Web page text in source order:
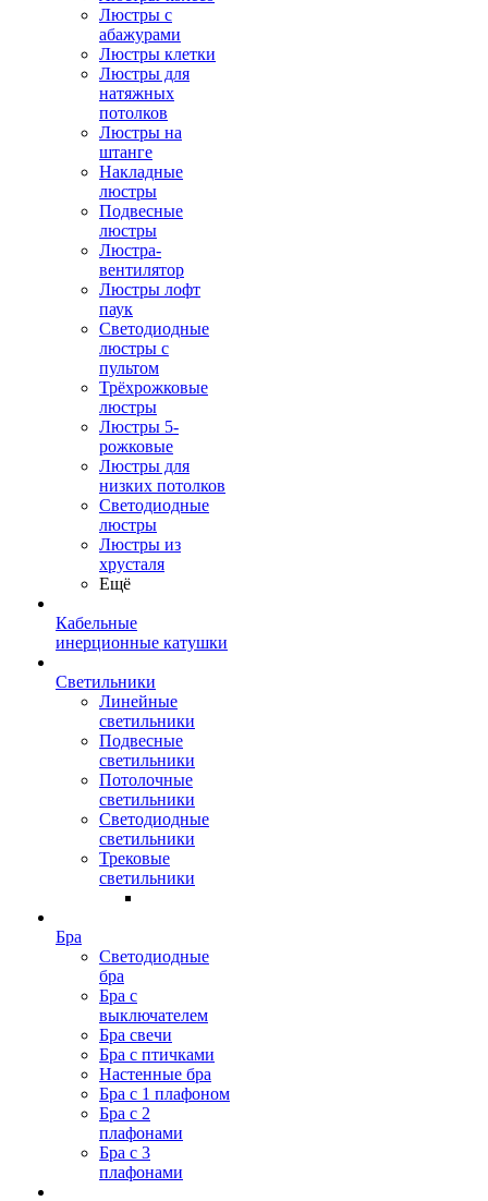
Люстры с
абажурами
Люстры клетки
Люстры для
натяжных
потолков
Люстры на
штанге
Накладные
люстры
Подвесные
люстры
Люстра-
вентилятор
Люстры лофт
паук
Светодиодные
люстры с
пультом
Трёхрожковые
люстры
Люстры 5-
рожковые
Люстры для
низких потолков
Cветодиодные
люстры
Люстры из
хрусталя
Ещё
Кабельные
инерционные катушки
Светильники
Линейные
светильники
Подвесные
светильники
Потолочные
светильники
Светодиодные
светильники
Трековые
светильники
Бра
Светодиодные
бра
Бра с
выключателем
Бра свечи
Бра с птичками
Настенные бра
Бра с 1 плафоном
Бра с 2
плафонами
Бра с 3
плафонами